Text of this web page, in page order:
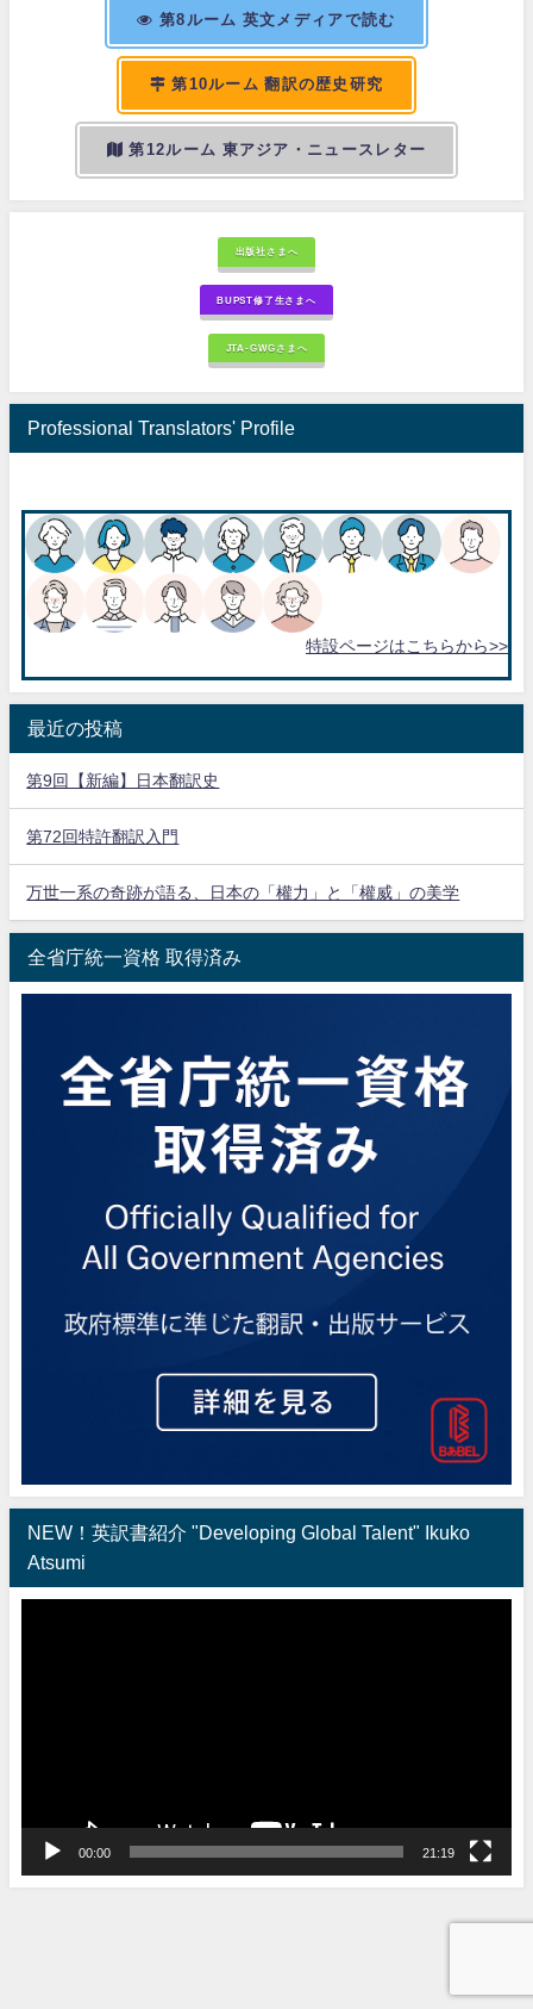
第8ルーム 英文メディアで読む
第10ルーム 翻訳の歴史研究
第12ルーム 東アジア・ニュースレター
出版社さまへ
BUPST修了生さまへ
JTA-GWGさまへ
Professional Translators' Profile
特設ページはこちらから>>
最近の投稿
第9回【新編】日本翻訳史
第72回特許翻訳入門
万世一系の奇跡が語る、日本の「權力」と「權威」の美学
全省庁統一資格 取得済み
NEW！英訳書紹介 "Developing Global Talent" Ikuko
Atsumi
00:00 21:19